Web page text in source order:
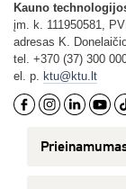
Kauno
įm. k. 111950581,
adresas K.
tel. +370 (37) 300
el. p. ktu@ktu.lt